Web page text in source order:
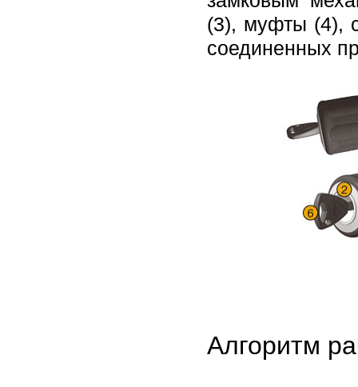
(3), муфты (4),
соединенных
Алгоритм